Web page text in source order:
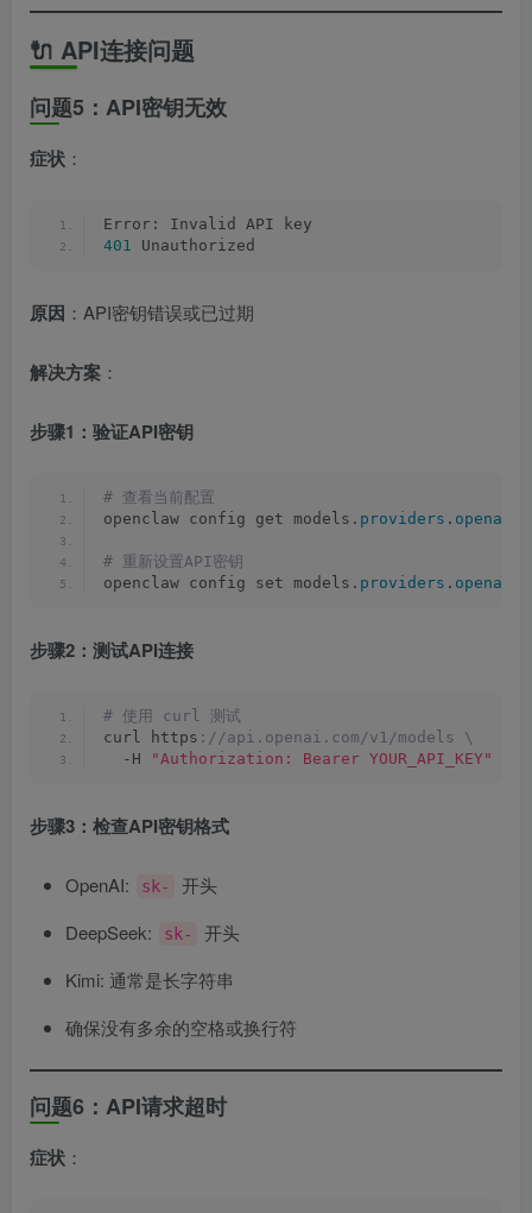
🔌 API连接问题
问题5：API密钥无效
症状 ：
Error: Invalid API key
401 Unauthorized
原因 ：API密钥错误或已过期
解决方案 ：
步骤1：验证API密钥
# 查看当前配置
openclaw config get models. providers . openai
# 重新设置API密钥
openclaw config set models. providers . openai
步骤2：测试API连接
# 使用 curl 测试
curl https ://api.openai.com/v1/models \
  -H
"Authorization: Bearer YOUR_API_KEY"
步骤3：检查API密钥格式
OpenAI: sk-
开头
DeepSeek:
sk-
开头
Kimi: 通常是长字符串
确保没有多余的空格或换行符
问题6：API请求超时
症状 ：